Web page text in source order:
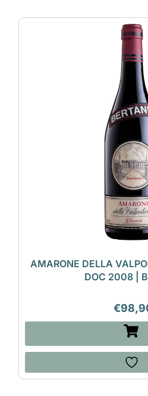
AMARONE DELLA
DOC 2008 |
€